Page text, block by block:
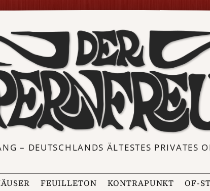
– DEUTSCHLANDS ÄLTESTES PRIVATES
FEUILLETON KONTRAPUNKT OF-